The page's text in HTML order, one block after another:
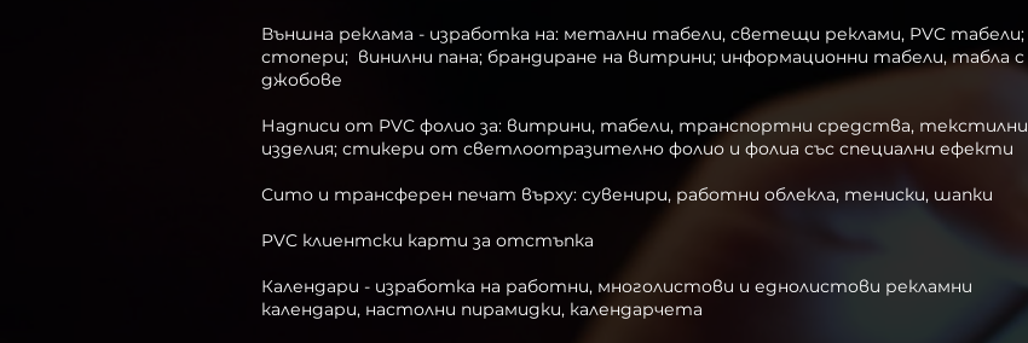
​Външна реклама - изработка на: метални табели, светещи реклами, PVC табели;
стопери; винилни пана; брандиране на витрини; информационни табели, табла с
джобове
Надписи от PVC фолио за: витрини, табели, транспортни средства, текстилни
изделия; стикери от светлоотразително фолио и фолиа със специални ефекти
Сито и трансферен печат върху: сувенири, работни облекла, тениски, шапки
PVC клиентски карти за отстъпка
Календари - изработка на работни, многолистови и еднолистови рекламни
календари, настолни пирамидки, календарчета